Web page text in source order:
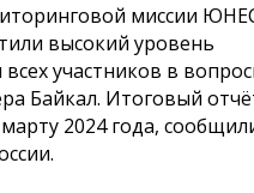
миссии
высокий уровень
участников в
Байкал. Итоговый
2024 года,